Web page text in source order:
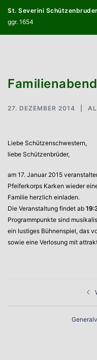
springen
St. Severini
ggr. 1654
27. DEZEMBER 2014
Liebe Schützenschwestern,
liebe Schützenbrüder,
am 17. Januar 2015
Pfeiferkorps Karken wieder
Familie herzlich einladen.
Die Veranstaltung findet ab
Programmpunkte sind
ein lustiges Bühnenspiel, das
sowie eine Verlosung mit